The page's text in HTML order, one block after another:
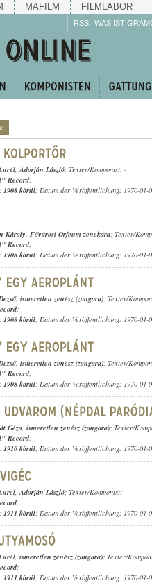
MAFILM FILMLABOR
RSS WAS IST
,Adorján László; Texter/Komponist: -
Record;
1908 körül; Datum der Veröffentlichung: 1970-01-
Károly, Fővárosi Orfeum zenekara; Texter/
Record;
1908 körül; Datum der Veröffentlichung: 1970-01-
, ismeretlen zenész (zongora); Texter/
;
1908 körül; Datum der Veröffentlichung: 1970-01-
, ismeretlen zenész (zongora); Texter/
Record;
1908 körül; Datum der Veröffentlichung: 1970-01-
Géza, ismeretlen zenész (zongora); Texter/
Record;
1910 körül; Datum der Veröffentlichung: 1970-01-
,Adorján László; Texter/Komponist: -
;
1911 körül; Datum der Veröffentlichung: 1970-01-
, ismeretlen zenész (zongora); Texter/
;
1911 körül; Datum der Veröffentlichung: 1970-01-